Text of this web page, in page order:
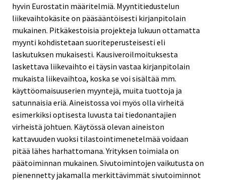
hyvin Eurostatin määritelmiä. Myyntitiedustelun
liikevaihtokäsite on pääsääntöisesti kirjanpitolain
mukainen. Pitkäkestoisia projekteja lukuun ottamatta
myynti kohdistetaan suoriteperusteisesti eli
laskutuksen mukaisesti. Kausiveroilmoituksesta
laskettava liikevaihto ei täysin vastaa kirjanpitolain
mukaista liikevaihtoa, koska se voi sisältää mm.
käyttöomaisuuserien myyntejä, muita tuottoja ja
satunnaisia eriä. Aineistossa voi myös olla virheitä
esimerkiksi optisesta luvusta tai tiedonantajien
virheistä johtuen. Käytössä olevan aineiston
kattavuuden vuoksi tilastointimenetelmää voidaan
pitää lähes harhattomana. Yrityksen toimiala on
päätoiminnan mukainen. Sivutoimintojen vaikutusta on
pienennetty jakamalla merkittävimmät sivutoiminnot